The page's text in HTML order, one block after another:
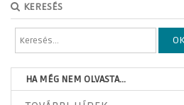
KERESÉS
OK
HA MÉG NEM OLVASTA...